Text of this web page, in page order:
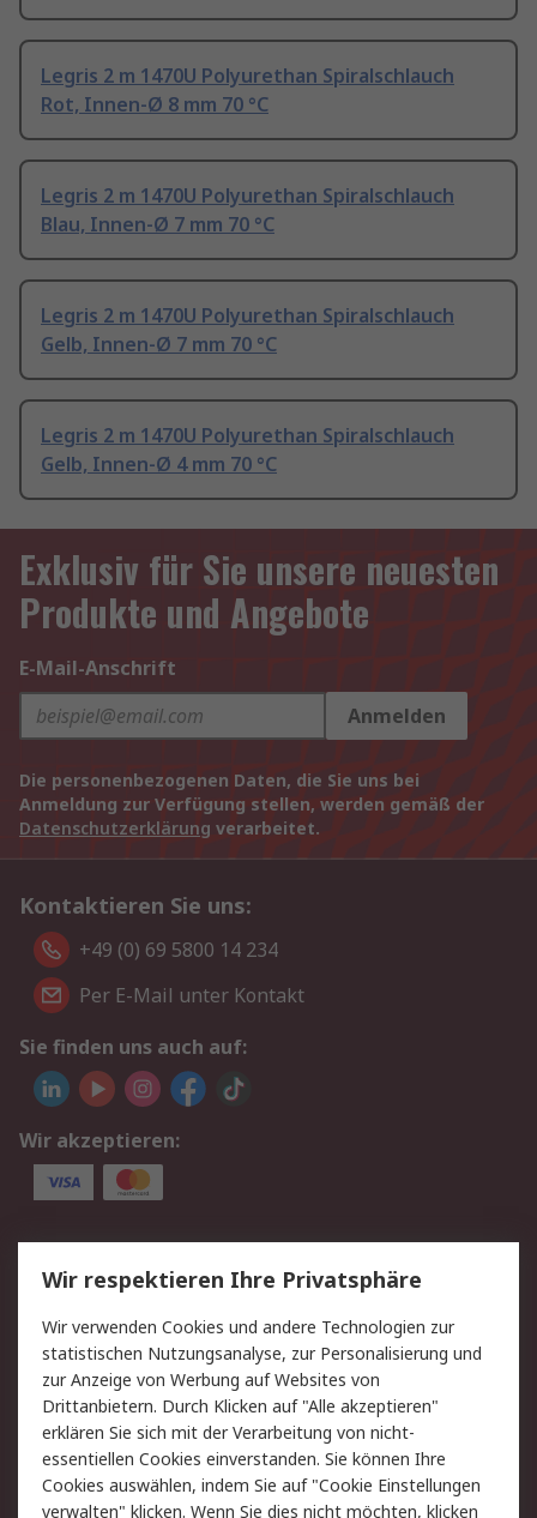
Legris 2 m 1470U Polyurethan Spiralschlauch
Rot, Innen-Ø 8 mm 70 °C
Legris 2 m 1470U Polyurethan Spiralschlauch
Blau, Innen-Ø 7 mm 70 °C
Legris 2 m 1470U Polyurethan Spiralschlauch
Gelb, Innen-Ø 7 mm 70 °C
Legris 2 m 1470U Polyurethan Spiralschlauch
Gelb, Innen-Ø 4 mm 70 °C
Exklusiv für Sie unsere neuesten
Produkte und Angebote
E-Mail-Anschrift
Anmelden
Die personenbezogenen Daten, die Sie uns bei
Anmeldung zur Verfügung stellen, werden gemäß der
Datenschutzerklärung verarbeitet.
Kontaktieren Sie uns:
+49 (0) 69 5800 14 234
Per E-Mail unter Kontakt
Sie finden uns auch auf:
Wir akzeptieren:
Service
Value Added Services
Lieferlösungen
Rücksendungen
Kontakt
Hilfe
Privatkunden
Rechtliches
AGB
Datenschutz
Cookie-Richtlinie
Zahlungsbedingungen
Wir respektieren Ihre Privatsphäre
Wir verwenden Cookies und andere Technologien zur
statistischen Nutzungsanalyse, zur Personalisierung und
zur Anzeige von Werbung auf Websites von
Drittanbietern. Durch Klicken auf "Alle akzeptieren"
erklären Sie sich mit der Verarbeitung von nicht-
essentiellen Cookies einverstanden. Sie können Ihre
Cookies auswählen, indem Sie auf "Cookie Einstellungen
verwalten" klicken. Wenn Sie dies nicht möchten, klicken